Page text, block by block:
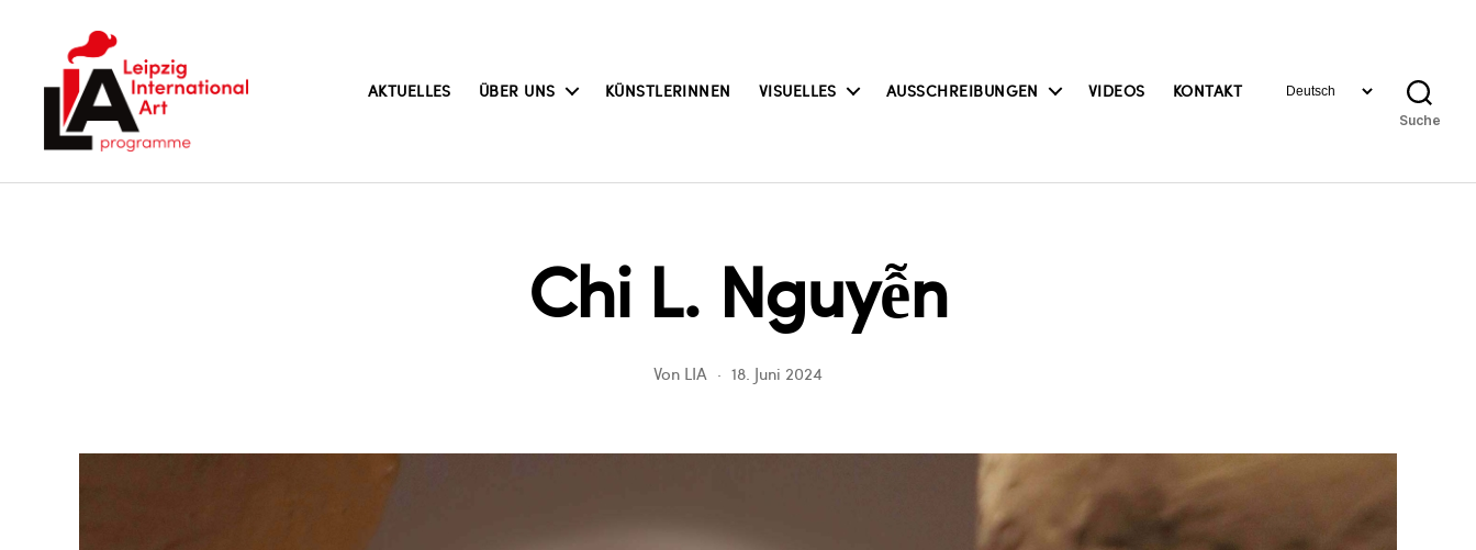
AKTUELLES ÜBER UNS KÜNSTLERINNEN VISUELLES AUSSCHREIBUNGEN VIDEOS KONTAKTSprache
Suche
Chi L. Nguyễn
Von LIA 18. Juni 2024